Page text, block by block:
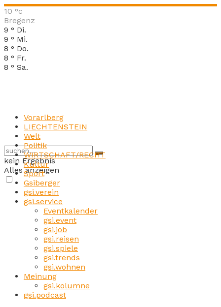
10 °c
Bregenz
9 ° Di.
9 ° Mi.
8 ° Do.
8 ° Fr.
8 ° Sa.
kein Ergebnis
Alles anzeigen
Vorarlberg
LIECHTENSTEIN
Welt
Politik
WIRTSCHAFT/RECHT
Kultur
Sport
Gsiberger
gsi.verein
gsi.service
Eventkalender
gsi.event
gsi.job
gsi.reisen
gsi.spiele
gsi.trends
gsi.wohnen
Meinung
gsi.kolumne
gsi.podcast